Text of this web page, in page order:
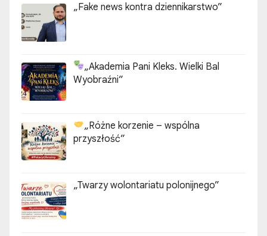
„Fake news kontra dziennikarstwo”
„Akademia Pani Kleks. Wielki Bal
Wyobraźni”
„Różne korzenie – wspólna
przyszłość”
„Twarzy wolontariatu polonijnego”